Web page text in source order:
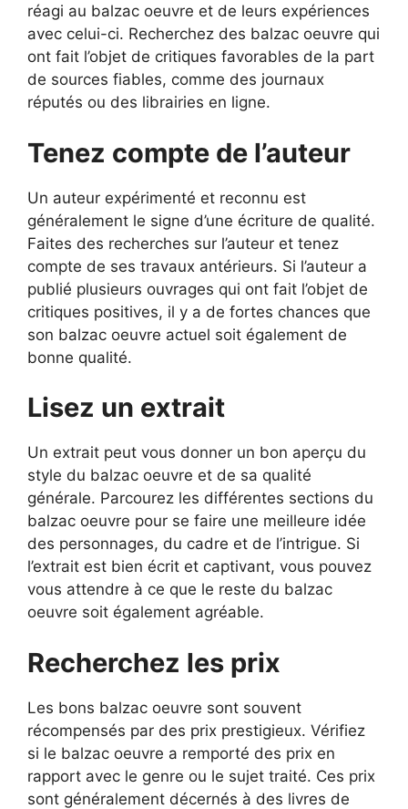
réagi au balzac oeuvre et de leurs expériences
avec celui-ci. Recherchez des balzac oeuvre qui
ont fait l’objet de critiques favorables de la part
de sources fiables, comme des journaux
réputés ou des librairies en ligne.
Tenez compte de l’auteur
Un auteur expérimenté et reconnu est
généralement le signe d’une écriture de qualité.
Faites des recherches sur l’auteur et tenez
compte de ses travaux antérieurs. Si l’auteur a
publié plusieurs ouvrages qui ont fait l’objet de
critiques positives, il y a de fortes chances que
son balzac oeuvre actuel soit également de
bonne qualité.
Lisez un extrait
Un extrait peut vous donner un bon aperçu du
style du balzac oeuvre et de sa qualité
générale. Parcourez les différentes sections du
balzac oeuvre pour se faire une meilleure idée
des personnages, du cadre et de l’intrigue. Si
l’extrait est bien écrit et captivant, vous pouvez
vous attendre à ce que le reste du balzac
oeuvre soit également agréable.
Recherchez les prix
Les bons balzac oeuvre sont souvent
récompensés par des prix prestigieux. Vérifiez
si le balzac oeuvre a remporté des prix en
rapport avec le genre ou le sujet traité. Ces prix
sont généralement décernés à des livres de